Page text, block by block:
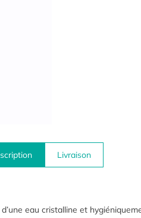
Livraison
eau cristalline et